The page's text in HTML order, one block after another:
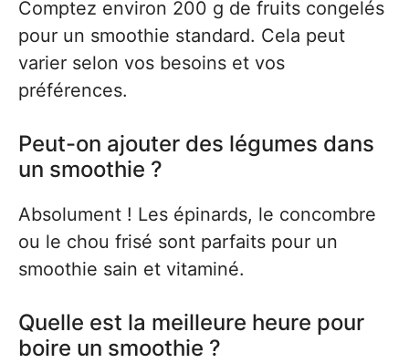
Comptez environ 200 g de fruits congelés
pour un smoothie standard. Cela peut
varier selon vos besoins et vos
préférences.
Peut-on ajouter des légumes dans
un smoothie ?
Absolument ! Les épinards, le concombre
ou le chou frisé sont parfaits pour un
smoothie sain et vitaminé.
Quelle est la meilleure heure pour
boire un smoothie ?